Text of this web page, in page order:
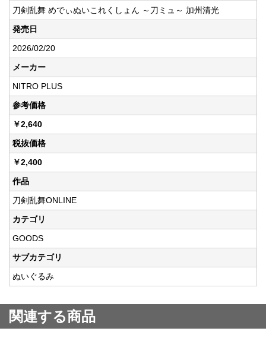
刀剣乱舞 めでぃぬいこれくしょん ～刀ミュ～ 加州清光
発売日
2026/02/20
メーカー
NITRO PLUS
参考価格
￥2,640
税抜価格
￥2,400
作品
刀剣乱舞ONLINE
カテゴリ
GOODS
サブカテゴリ
ぬいぐるみ
関連する商品